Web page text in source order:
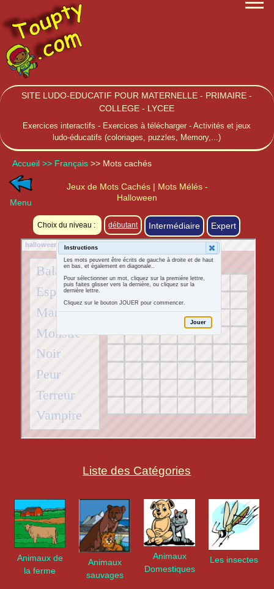
SITE LUDO-EDUCATIF POUR MATERNELLE - PRIMAIRE -
COLLEGE - LYCEE
Exercices interactifs - Exercices à télécharger - Activités et jeux
ludo-éducatifs (coloriages, puzzles, Memory,...)
Accueil >> Français >> Mots cachés
Menu
Jeux de Mots Cachés | Mots Mélés -
Halloween
Choix du niveau : débutant Intermédiaire Expert
Liste des Catégories
Animaux de
la ferme
Animaux
sauvages
Animaux
Domestiques
Les insectes